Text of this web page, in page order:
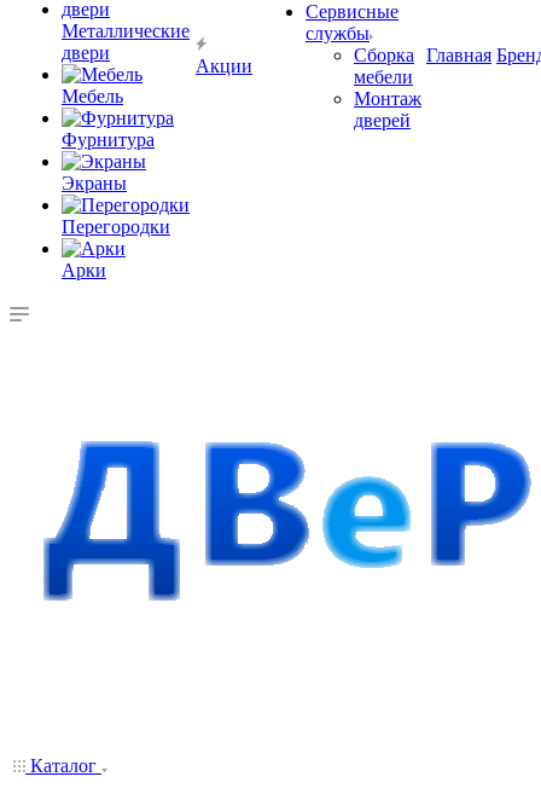
Металлические
двери
Мебель
Фурнитура
Экраны
Перегородки
Арки
Акции
Сервисные
службы
Сборка
мебели
Монтаж
дверей
Главная
Каталог